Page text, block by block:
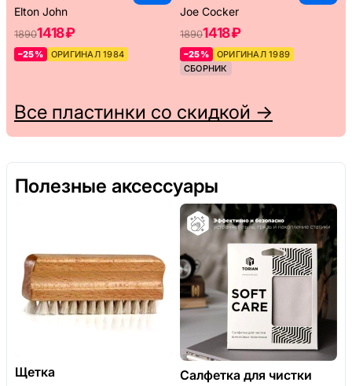
Elton John
18901418 ₽
–25% ОРИГИНАЛ 1984
Joe Cocker
18901418 ₽
–25%
ОРИГИНАЛ 1989
СБОРНИК
Все пластинки со скидкой →
Полезные аксессуары
Щетка Салфетка для чистки